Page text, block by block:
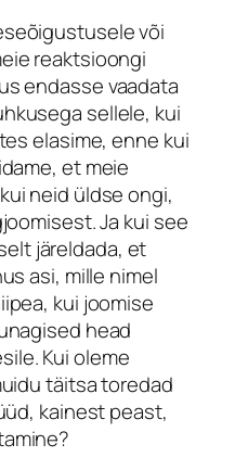
või
reaktsioongi
endasse vaadata
sellele, kui
elasime, enne kui
et meie
neid üldse ongi,
Ja kui see
järeldada, et
asi, mille nimel
kui joomise
head
Kui oleme
täitsa toredad
kainest peast,